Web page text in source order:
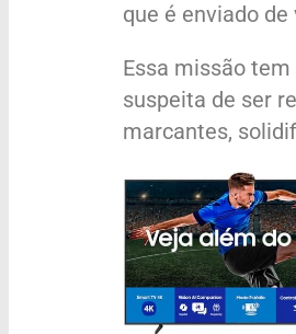
que é enviado
Essa missão
suspeita de ser
marcantes,